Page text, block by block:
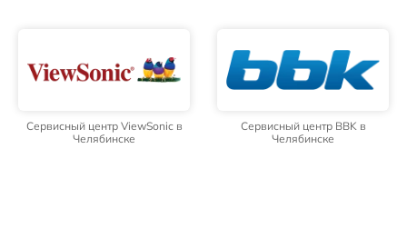
Сервисный центр ViewSonic в
Челябинске
Сервисный центр BBK в
Челябинске